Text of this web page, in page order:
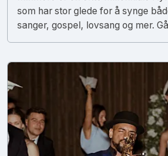
som har stor glede for å synge
sanger, gospel, lovsang og mer.